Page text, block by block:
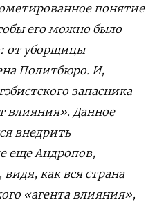
понятие
его можно было
от уборщицы
Политбюро. И,
запасника
влияния». Данное
внедрить
еще Андропов,
как вся страна
«агента влияния»,